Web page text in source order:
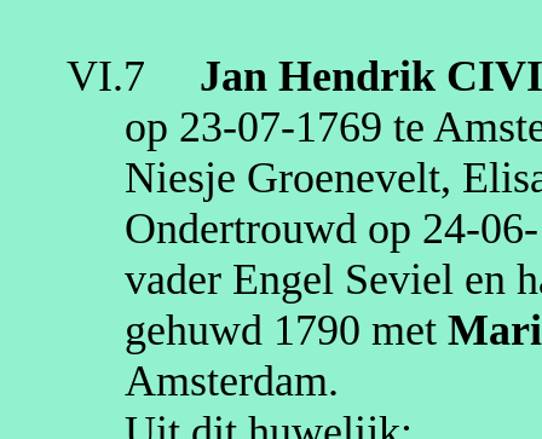
VI.7 Jan Hendrik
op 23‑07‑1769 te
Niesje Groenevelt,
Ondertrouwd op
vader Engel Seviel en
gehuwd 1790 met
Amsterdam.